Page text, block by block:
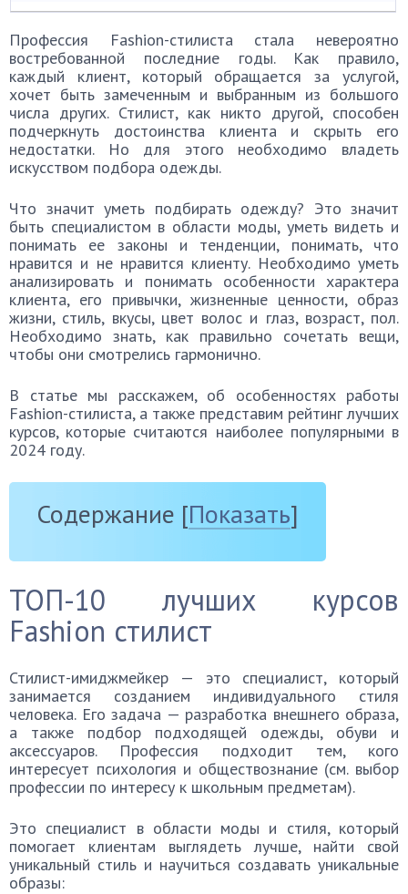
Профессия Fashion-стилиста стала невероятно
востребованной последние годы. Как правило,
каждый клиент, который обращается за услугой,
хочет быть замеченным и выбранным из большого
числа других. Стилист, как никто другой, способен
подчеркнуть достоинства клиента и скрыть его
недостатки. Но для этого необходимо владеть
искусством подбора одежды.
Что значит уметь подбирать одежду? Это значит
быть специалистом в области моды, уметь видеть и
понимать ее законы и тенденции, понимать, что
нравится и не нравится клиенту. Необходимо уметь
анализировать и понимать особенности характера
клиента, его привычки, жизненные ценности, образ
жизни, стиль, вкусы, цвет волос и глаз, возраст, пол.
Необходимо знать, как правильно сочетать вещи,
чтобы они смотрелись гармонично.
В статье мы расскажем, об особенностях работы
Fashion-стилиста, а также представим рейтинг лучших
курсов, которые считаются наиболее популярными в
2024 году.
Содержание [Показать]
ТОП-10 лучших курсов
Fashion стилист
Стилист-имиджмейкер — это специалист, который
занимается созданием индивидуального стиля
человека. Его задача — разработка внешнего образа,
а также подбор подходящей одежды, обуви и
аксессуаров. Профессия подходит тем, кого
интересует психология и обществознание (см. выбор
профессии по интересу к школьным предметам).
Это специалист в области моды и стиля, который
помогает клиентам выглядеть лучше, найти свой
уникальный стиль и научиться создавать уникальные
образы: